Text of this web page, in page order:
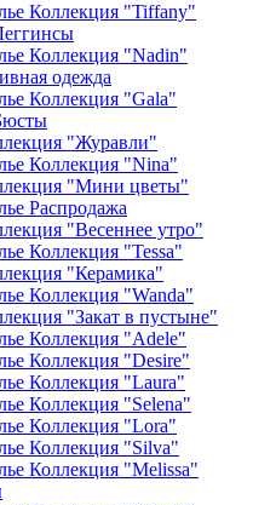
Коллекция "Tiffany"
Коллекция "Nadin"
одежда
Коллекция "Gala"
"Журавли"
Коллекция "Nina"
"Мини цветы"
Распродажа
"Весеннее утро"
Коллекция "Tessa"
"Керамика"
Коллекция "Wanda"
"Закат в пустыне"
Коллекция "Adele"
Коллекция "Desire"
Коллекция "Laura"
Коллекция "Selena"
Коллекция "Lora"
Коллекция "Silva"
Коллекция "Melissa"